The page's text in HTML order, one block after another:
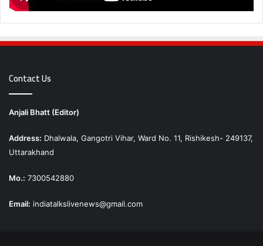
Contact Us
Anjali Bhatt (Editor)
Address: Dhalwala, Gangotri Vihar, Ward No. 11, Rishikesh- 249137,
Uttarakhand
Mo.: 7300542880
Email: indiatalkslivenews@gmail.com